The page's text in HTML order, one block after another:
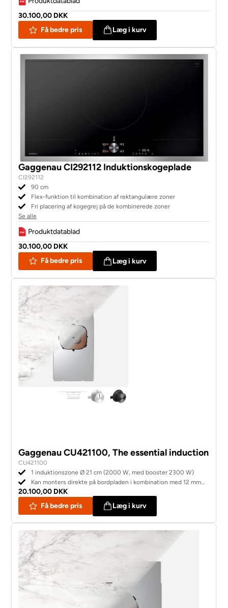
30.100,00 DKK
Få bedre pris
Læg i kurv
Gaggenau CI292112 Induktionskogeplade
CI292112
90 cm
Flex-funktion til kombination af rektangulære zoner
Fri placering af kogegrej på de kombinerede zoner
Se alle
Produktdatablad
30.100,00 DKK
Få bedre pris
Læg i kurv
Gaggenau CU421100, The essential induction
CU421100
1 induktionszone Ø 21 cm (2000 W, med booster 2300 W)
Kan monters direkte på bordpladen i kombination med 12 mm
Dekton bordplade.
20.100,00 DKK
Få bedre pris
Læg i kurv